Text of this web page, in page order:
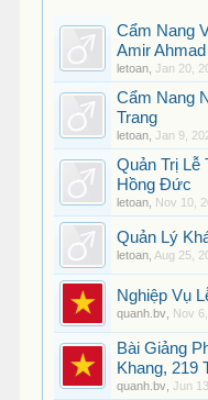
Cẩm Nang
Amir
letoan ,Jan 20,
Cẩm Nang
Trang
letoan ,Jan 9,
Quản Trị Lễ
Hồng Đức
letoan Nov 10,
Quản Lý
letoan Aug 25,
Nghiệp Vụ
quanh.bv Nov
Bài Giảng
Khang, 219
quanh.bv ,Jun